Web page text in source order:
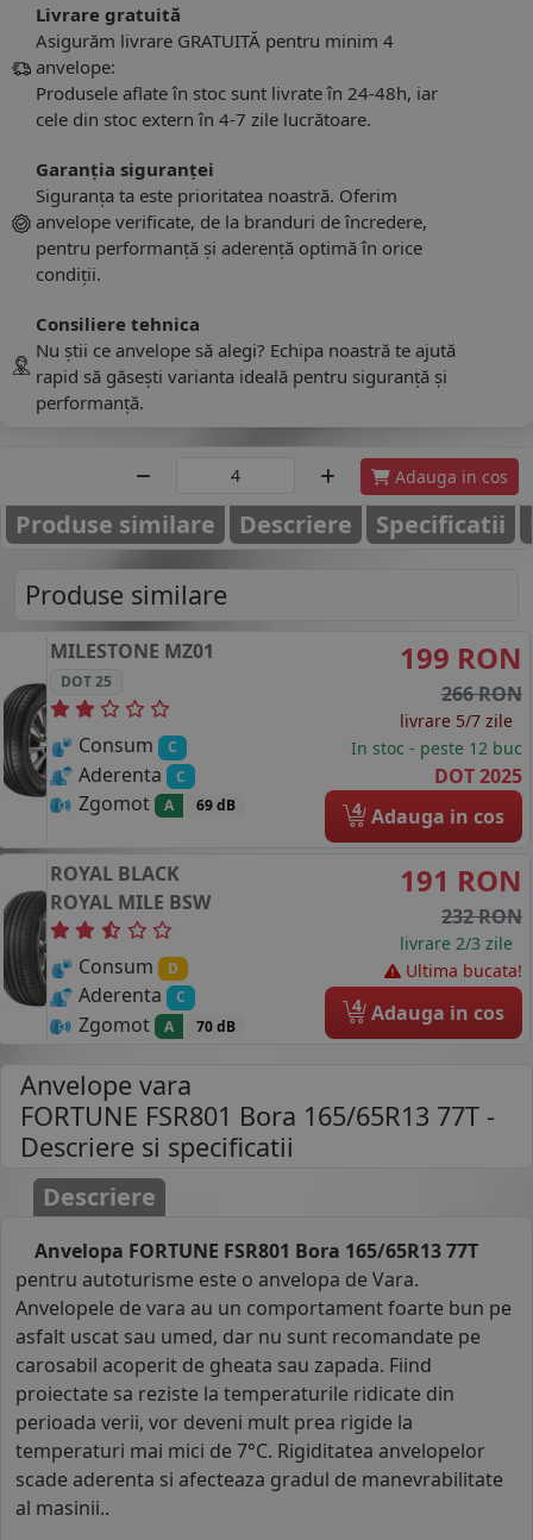
Livrare gratuită
Asigurăm livrare GRATUITĂ pentru minim 4
anvelope:
Produsele aflate în stoc sunt livrate în 24-48h, iar
cele din stoc extern în 4-7 zile lucrătoare.
Garanția siguranței
Siguranța ta este prioritatea noastră. Oferim
anvelope verificate, de la branduri de încredere,
pentru performanță și aderență optimă în orice
condiții.
Consiliere tehnica
Nu știi ce anvelope să alegi? Echipa noastră te ajută
rapid să găsești varianta ideală pentru siguranță și
performanță.
Adauga in cos
Produse similare Descriere Specificatii
Produse similare
MILESTONE MZ01
DOT 25
Consum C
Aderenta C
Zgomot A 69 dB
199 RON
266 RON
livrare 5/7 zile
In stoc - peste 12 buc
DOT 2025
4 Adauga in cos
ROYAL BLACK
ROYAL MILE BSW
Consum D
Aderenta C
Zgomot A 70 dB
191 RON
232 RON
livrare 2/3 zile
Ultima bucata!
4 Adauga in cos
Anvelope vara
FORTUNE FSR801 Bora 165/65R13 77T -
Descriere si specificatii
Descriere
Anvelopa FORTUNE FSR801 Bora 165/65R13 77T
pentru autoturisme este o anvelopa de Vara.
Anvelopele de vara au un comportament foarte bun pe
asfalt uscat sau umed, dar nu sunt recomandate pe
carosabil acoperit de gheata sau zapada. Fiind
proiectate sa reziste la temperaturile ridicate din
perioada verii, vor deveni mult prea rigide la
temperaturi mai mici de 7°C. Rigiditatea anvelopelor
scade aderenta si afecteaza gradul de manevrabilitate
al masinii..